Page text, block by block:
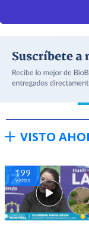
VISTO
199
visitas